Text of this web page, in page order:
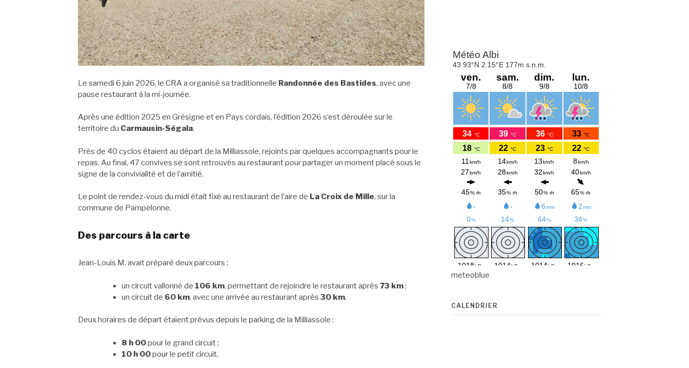
Le samedi 6 juin 2026, le CRA a organisé sa traditionnelle Randonnée des Bastides, avec une
pause restaurant à la mi-journée.
Après une édition 2025 en Grésigne et en Pays cordais, l’édition 2026 s’est déroulée sur le
territoire du Carmausin-Ségala.
Près de 40 cyclos étaient au départ de la Milliassole, rejoints par quelques accompagnants pour le
repas. Au final, 47 convives se sont retrouvés au restaurant pour partager un moment placé sous le
signe de la convivialité et de l’amitié.
Le point de rendez-vous du midi était fixé au restaurant de l’aire de La Croix de Mille, sur la
commune de Pampelonne.
Des parcours à la carte
Jean-Louis M. avait préparé deux parcours :
un circuit vallonné de 106 km, permettant de rejoindre le restaurant après 73 km;
un circuit de 60 km, avec une arrivée au restaurant après 30 km.
Deux horaires de départ étaient prévus depuis le parking de la Milliassole :
8 h 00pour le grand circuit ;
10 h 00pour le petit circuit.
meteoblue
CALENDRIER